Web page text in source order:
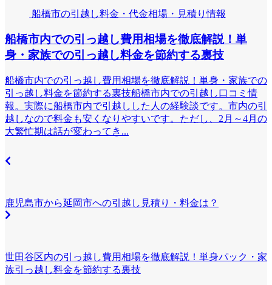
船橋市の引越し料金・代金相場・見積り情報
船橋市内での引っ越し費用相場を徹底解説！単
身・家族での引っ越し料金を節約する裏技
船橋市内での引っ越し費用相場を徹底解説！単身・家族での
引っ越し料金を節約する裏技船橋市内での引越し口コミ情
報。実際に船橋市内で引越しした人の経験談です。市内の引
越しなので料金も安くなりやすいです。ただし、2月～4月の
大繁忙期は話が変わってき...
鹿児島市から延岡市への引越し見積り・料金は？
世田谷区内の引っ越し費用相場を徹底解説！単身パック・家
族引っ越し料金を節約する裏技